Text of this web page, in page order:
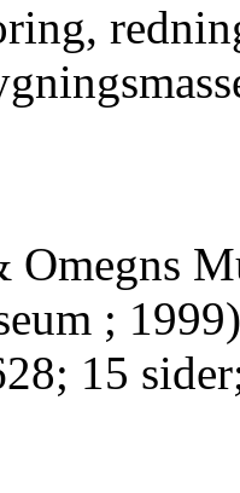
Omegns
;
15